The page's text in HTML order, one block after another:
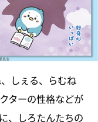
しぇる、らむね
ターの性格などが
、しろたんたちの